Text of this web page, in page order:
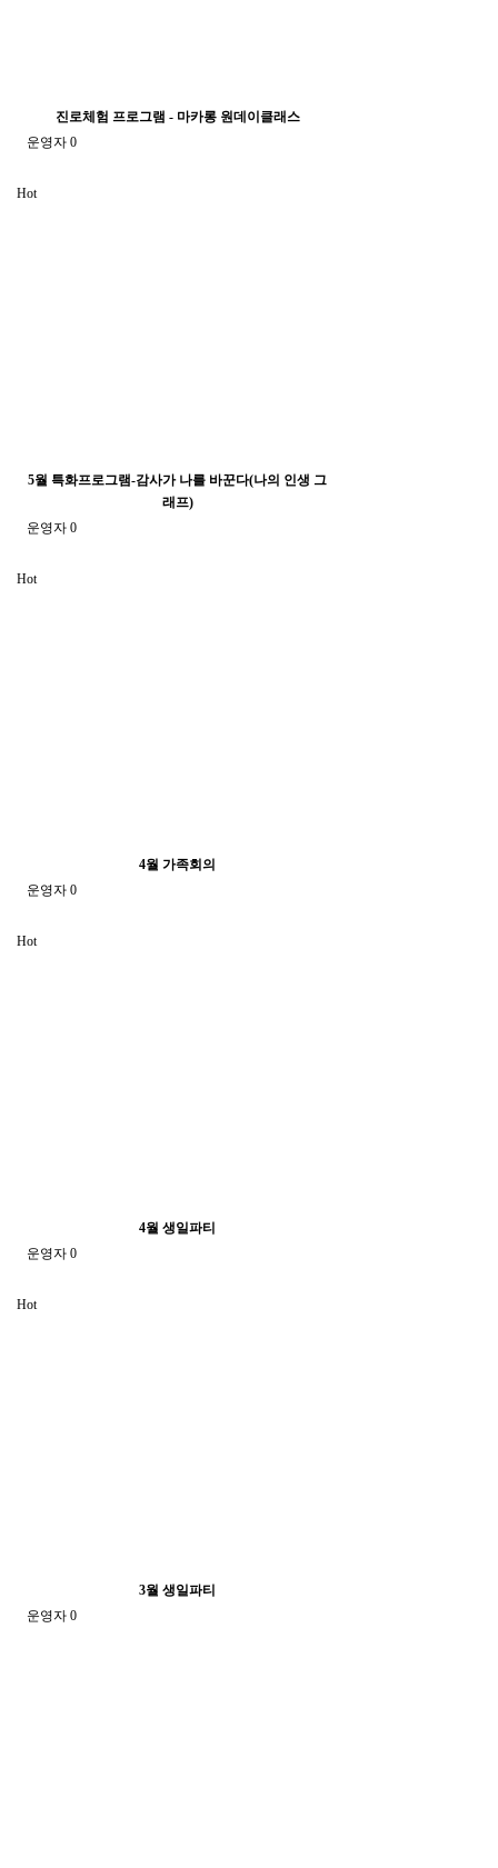
진로체험 프로그램 - 마카롱 원데이클래스
운영자 0
Hot
5월 특화프로그램-감사가 나를 바꾼다(나의 인생 그
래프)
운영자 0
Hot
4월 가족회의
운영자 0
Hot
4월 생일파티
운영자 0
Hot
3월 생일파티
운영자 0